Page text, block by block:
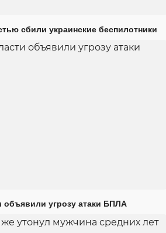
сбили украинские беспилотники
объявили угрозу атаки БПЛА